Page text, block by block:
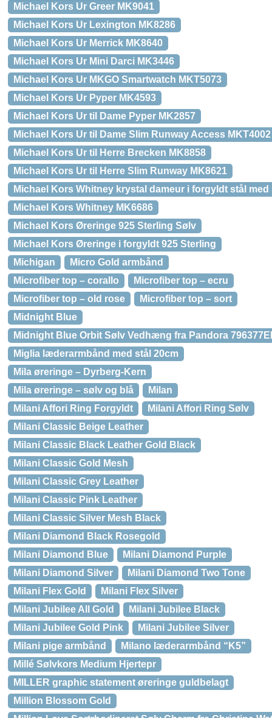
Michael Kors Ur Greer MK9041
Michael Kors Ur Lexington MK8286
Michael Kors Ur Merrick MK8640
Michael Kors Ur Mini Darci MK3446
Michael Kors Ur MKGO Smartwatch MKT5073
Michael Kors Ur Pyper MK4593
Michael Kors Ur til Dame Pyper MK2857
Michael Kors Ur til Dame Slim Runway Access MKT4002
Michael Kors Ur til Herre Brecken MK8858
Michael Kors Ur til Herre Slim Runway MK8621
Michael Kors Whitney krystal dameur i forgyldt stål
Michael Kors Whitney MK6686
Michael Kors Øreringe 925 Sterling Sølv
Michael Kors Øreringe i forgyldt 925 Sterling
Michigan
Micro Gold armbånd
Microfiber top – corallo
Microfiber top – ecru
Microfiber top – old rose
Microfiber top – sort
Midnight Blue
Midnight Blue Orbit Sølv Vedhæng fra Pandora
Miglia læderarmbånd med stål 20cm
Mila øreringe – Dyrberg-Kern
Mila øreringe – sølv og blå
Milan
Milani Affori Ring Forgyldt
Milani Affori Ring Sølv
Milani Classic Beige Leather
Milani Classic Black Leather Gold Black
Milani Classic Gold Mesh
Milani Classic Grey Leather
Milani Classic Pink Leather
Milani Classic Silver Mesh Black
Milani Diamond Black Rosegold
Milani Diamond Blue
Milani Diamond Purple
Milani Diamond Silver
Milani Diamond Two Tone
Milani Flex Gold
Milani Flex Silver
Milani Jubilee All Gold
Milani Jubilee Black
Milani Jubilee Gold Pink
Milani Jubilee Silver
Milani pige armbånd
Milano læderarmbånd “K5”
Millé Sølvkors Medium Hjertepr
MILLER graphic statement øreringe guldbelagt
Million Blossom Gold